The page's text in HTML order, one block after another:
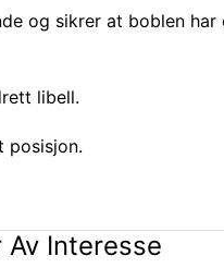
og sikrer at boblen
libell.
posisjon.
Av Interesse